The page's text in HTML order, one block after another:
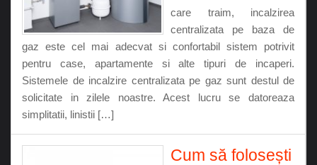
care traim, incalzirea
centralizata pe baza de
gaz este cel mai adecvat si confortabil sistem potrivit
pentru case, apartamente si alte tipuri de incaperi.
Sistemele de incalzire centralizata pe gaz sunt destul de
solicitate in zilele noastre. Acest lucru se datoreaza
simplitatii, linistii […]
Cum să folosești